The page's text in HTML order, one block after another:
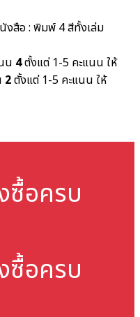
งสือ : พิมพ์ 4 สีทั้งเล่ม
น 4ตั้งแต่ 1-5 คะแนน ให้
2ตั้งแต่ 1-5 คะแนน ให้
ซื้อครบ
ซื้อครบ